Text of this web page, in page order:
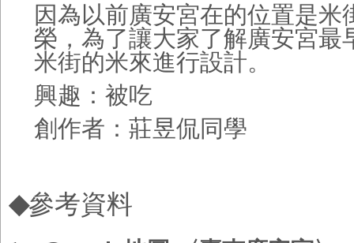
因為以前廣安宮在的位置是米
榮，為了讓大家了解廣安宮最
米街的米來進行設計。
興趣：被吃
創作者：莊昱侃同學
◆參考資料